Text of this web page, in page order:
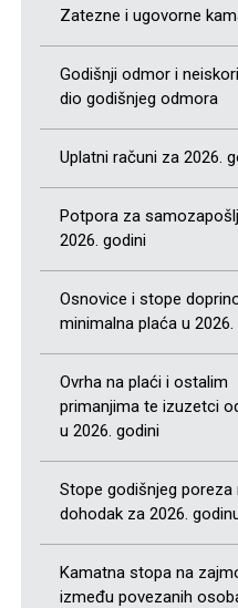
Zatezne i ugovorne
Godišnji odmor i
dio godišnjeg odmora
Uplatni računi za 2026.
Potpora za
2026. godini
Osnovice i stope
minimalna plaća u 2026.
Ovrha na plaći i ostalim
primanjima te izuzetci
u 2026. godini
Stope godišnjeg poreza
dohodak za 2026.
Kamatna stopa na
između povezanih